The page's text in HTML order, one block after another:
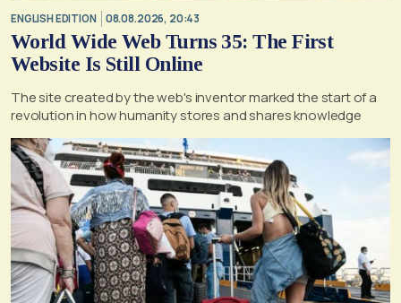
ENGLISH EDITION 08.08.2026, 20:43
World Wide Web Turns 35: The First
Website Is Still Online
The site created by the web's inventor marked the start of a
revolution in how humanity stores and shares knowledge